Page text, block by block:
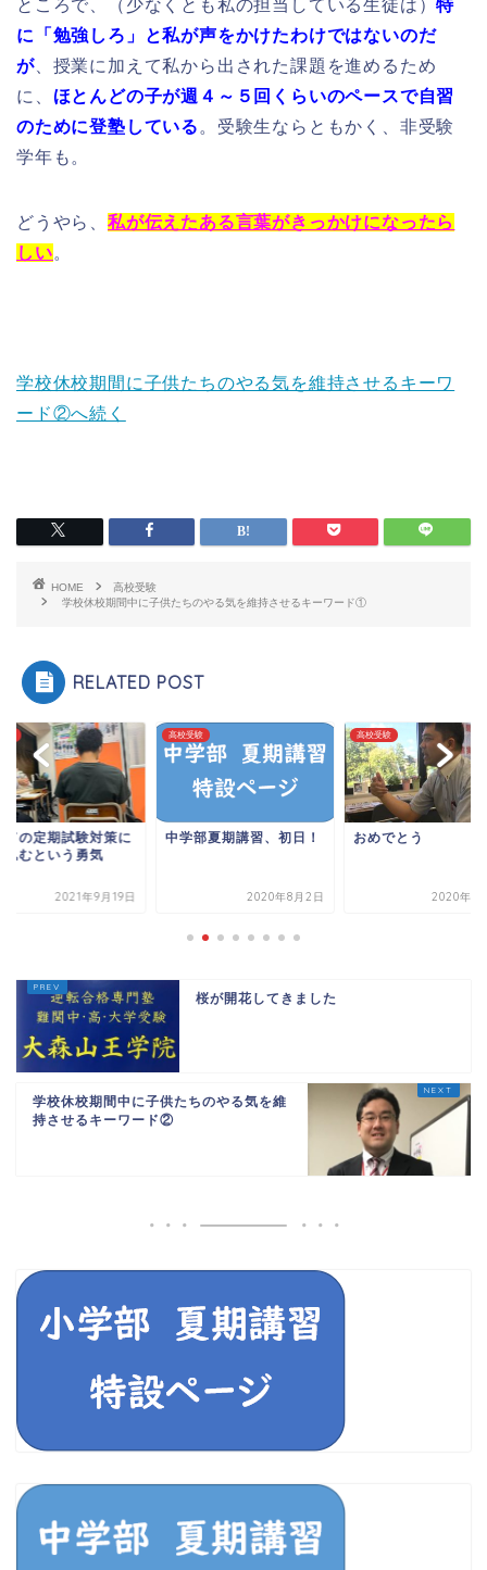
ところで、（少なくとも私の担当している生徒は）特
に「勉強しろ」と私が声をかけたわけではないのだ
が、授業に加えて私から出された課題を進めるため
に、 ほとんどの子が週４～５回くらいのペースで自習
のために登塾している 。受験生ならともかく、非受験
学年も。
どうやら、 私が伝えたある言葉がきっかけになったら
しい。
学校休校期間に子供たちのやる気を維持させるキーワ
ード②へ続く
HOME
高校受験
学校休校期間中に子供たちのやる気を維持させるキーワード①
RELATED POST
ての定期試験対策に
込むという勇気
2021年9月19日
高校受験
中学部夏期講習、初日！
2020年8月2日
高校受験
おめでとう
2020年1
桜が開花してきました
学校休校期間中に子供たちのやる気を維
持させるキーワード②